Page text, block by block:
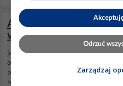
ATmega16
w okolicy Bydgoszczy
jak w temacie .. Bydgoszcz:) ISP
osobami rozmawialem i procek nadaje
przez innym programator niz ISP:/ jak
nikogo by mi pomogl
Odrzuć
Zarządzaj